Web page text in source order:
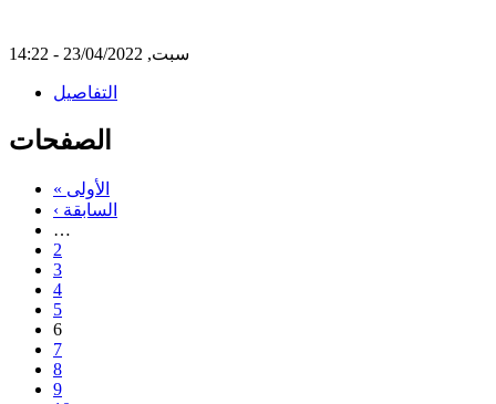
سبت, 23/04/2022 - 14:22
التفاصيل
الصفحات
« الأولى
‹ السابقة
…
2
3
4
5
6
7
8
9